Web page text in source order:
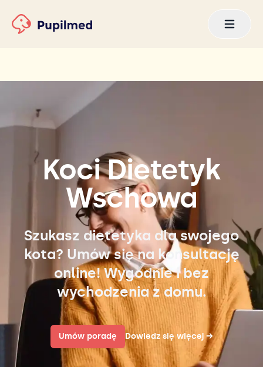
Koci Dietetyk
Wschowa
Szukasz dietetyka dla swojego
kota? Umów się na konsultację
online! Wygodnie i bez
wychodzenia z domu.
Umów poradę Dowiedz się więcej →